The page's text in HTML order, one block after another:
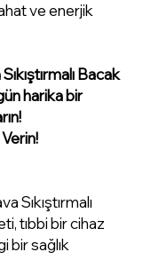
ve enerjik
Bacak
harika bir
Sıkıştırmalı
tıbbi bir cihaz
bir sağlık